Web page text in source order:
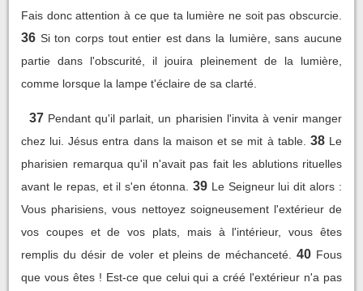
Fais donc attention à ce que ta lumière ne soit pas obscurcie.
36 Si ton corps tout entier est dans la lumière, sans aucune
partie dans l'obscurité, il jouira pleinement de la lumière,
comme lorsque la lampe t'éclaire de sa clarté.
37 Pendant qu'il parlait, un pharisien l'invita à venir manger
chez lui. Jésus entra dans la maison et se mit à table. 38 Le
pharisien remarqua qu'il n'avait pas fait les ablutions rituelles
avant le repas, et il s'en étonna.
39 Le Seigneur lui dit alors :
Vous pharisiens, vous nettoyez soigneusement l'extérieur de
vos coupes et de vos plats, mais à l'intérieur, vous êtes
remplis du désir de voler et pleins de méchanceté.
40 Fous
que vous êtes ! Est-ce que celui qui a créé l'extérieur n'a pas